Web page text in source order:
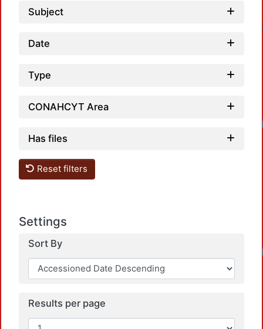
Subject
Date
Type
CONAHCYT Area
Has files
Reset filters
Settings
Sort By
Results per page